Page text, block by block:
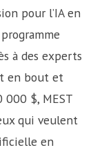
pour l’IA en
à des experts
en bout et
000 $, MEST
qui veulent
en